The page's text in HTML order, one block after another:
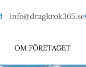
info@dragkrok365.se
OM FÖRETAGET